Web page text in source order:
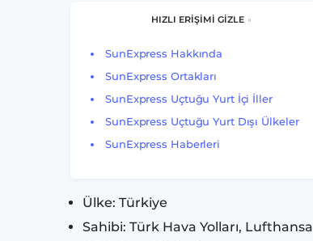
HIZLI ERİŞİMİ GİZLE
SunExpress Hakkında
SunExpress Ortakları
SunExpress Uçtuğu Yurt İçi İller
SunExpress Uçtuğu Yurt Dışı Ülkeler
SunExpress Haberleri
Ülke: Türkiye
Sahibi: Türk Hava Yolları, Lufthansa